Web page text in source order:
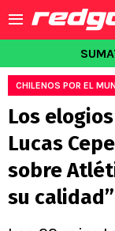
CHILENOS POR EL
Los
Lucas
sobre
su calidad”